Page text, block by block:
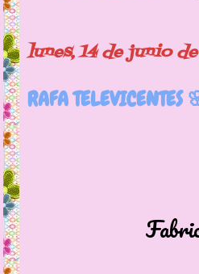
lunes, 14 de junio
RAFA TELEVICENTES
Fabricado